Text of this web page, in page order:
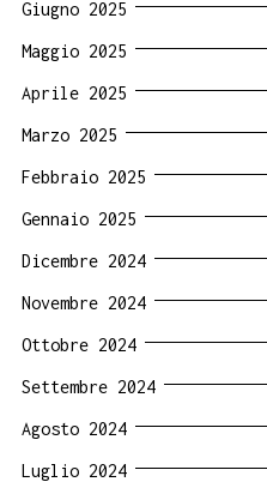
Giugno 2025
Maggio 2025
Aprile 2025
Marzo 2025
Febbraio 2025
Gennaio 2025
Dicembre 2024
Novembre 2024
Ottobre 2024
Settembre 2024
Agosto 2024
Luglio 2024